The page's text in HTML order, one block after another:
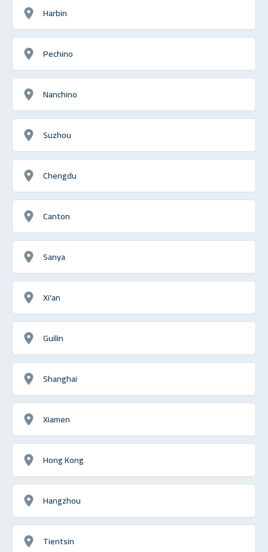
Harbin
Pechino
Nanchino
Suzhou
Chengdu
Canton
Sanya
Xi'an
Guilin
Shanghai
Xiamen
Hong Kong
Hangzhou
Tientsin